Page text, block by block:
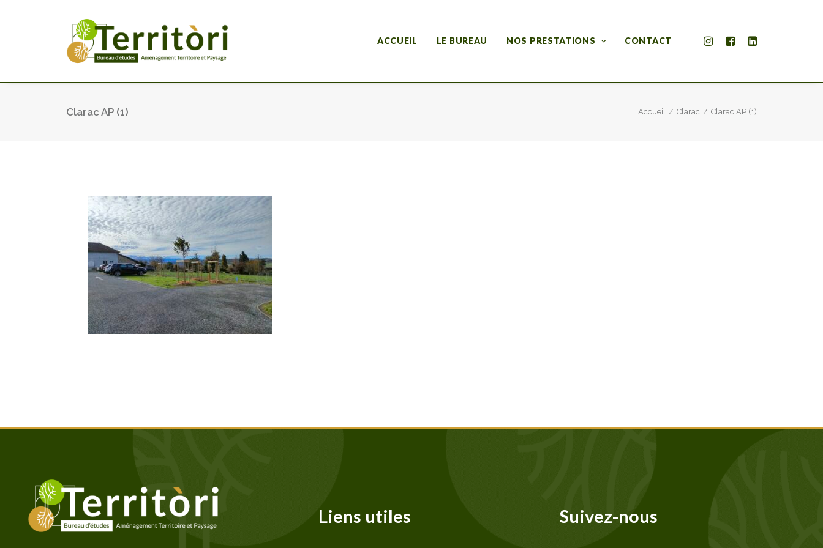
ACCUEIL LE BUREAU NOS PRESTATIONS CONTACT
Clarac AP (1) Accueil Clarac Clarac AP (1)
Liens utiles Suivez-nous